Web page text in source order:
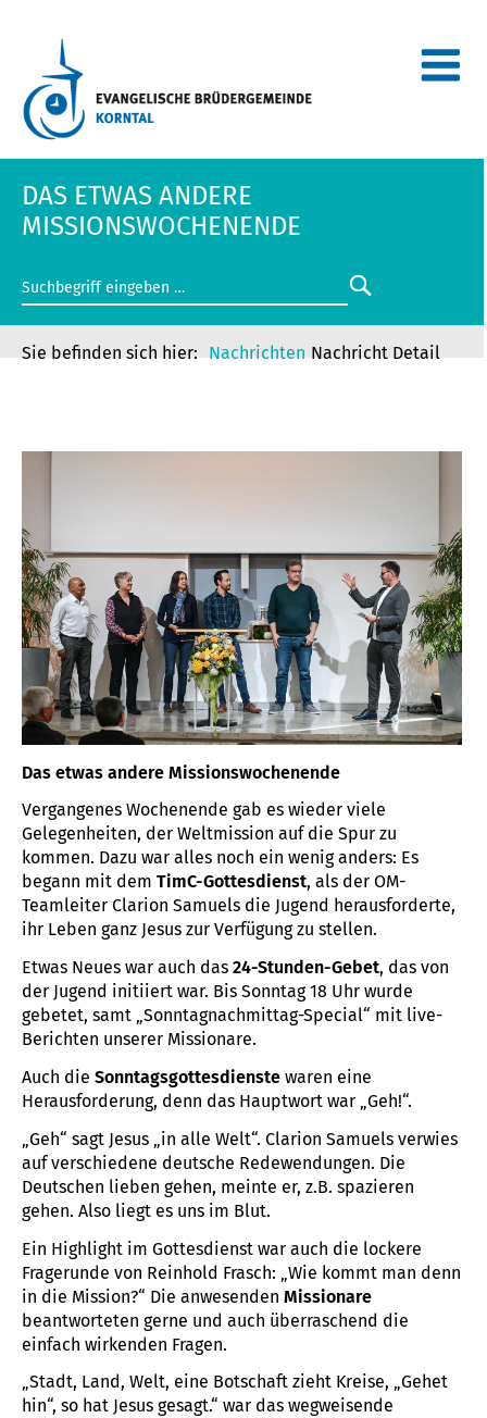
DAS ETWAS ANDERE
MISSIONSWOCHENENDE
Nachrichten Nachricht Detail
Das etwas andere Missionswochenende
Vergangenes Wochenende gab es wieder viele
Gelegenheiten, der Weltmission auf die Spur zu
kommen. Dazu war alles noch ein wenig anders: Es
begann mit dem TimC-Gottesdienst, als der OM-
Teamleiter Clarion Samuels die Jugend herausforderte,
ihr Leben ganz Jesus zur Verfügung zu stellen.
Etwas Neues war auch das 24-Stunden-Gebet, das von
der Jugend initiiert war. Bis Sonntag 18 Uhr wurde
gebetet, samt „Sonntagnachmittag-Special“ mit live-
Berichten unserer Missionare.
Auch die Sonntagsgottesdienste waren eine
Herausforderung, denn das Hauptwort war „Geh!“.
„Geh“ sagt Jesus „in alle Welt“. Clarion Samuels verwies
auf verschiedene deutsche Redewendungen. Die
Deutschen lieben gehen, meinte er, z.B. spazieren
gehen. Also liegt es uns im Blut.
Ein Highlight im Gottesdienst war auch die lockere
Fragerunde von Reinhold Frasch: „Wie kommt man denn
in die Mission?“ Die anwesenden Missionare
beantworteten gerne und auch überraschend die
einfach wirkenden Fragen.
„Stadt, Land, Welt, eine Botschaft zieht Kreise, „Gehet
hin“, so hat Jesus gesagt.“ war das wegweisende